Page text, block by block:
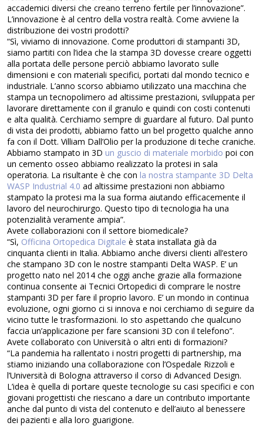
accademici diversi che creano terreno fertile per l’innovazione”.
L’innovazione è al centro della vostra realtà. Come avviene la
distribuzione dei vostri prodotti?
“Sì, viviamo di innovazione. Come produttori di stampanti 3D,
siamo partiti con l’idea che la stampa 3D dovesse creare oggetti
alla portata delle persone perciò abbiamo lavorato sulle
dimensioni e con materiali specifici, portati dal mondo tecnico e
industriale. L’anno scorso abbiamo utilizzato una macchina che
stampa un tecnopolimero ad altissime prestazioni, sviluppata per
lavorare direttamente con il granulo e quindi con costi contenuti
e alta qualità. Cerchiamo sempre di guardare al futuro. Dal punto
di vista dei prodotti, abbiamo fatto un bel progetto qualche anno
fa con il Dott. Villiam Dall’Olio per la produzione di teche craniche.
Abbiamo stampato in 3D un guscio di materiale morbido poi con
un cemento osseo abbiamo realizzato la protesi in sala
operatoria. La risultante è che con la nostra stampante 3D Delta
WASP Industrial 4.0 ad altissime prestazioni non abbiamo
stampato la protesi ma la sua forma aiutando efficacemente il
lavoro del neurochirurgo. Questo tipo di tecnologia ha una
potenzialità veramente ampia”.
Avete collaborazioni con il settore biomedicale?
“Sì, Officina Ortopedica Digitale è stata installata già da
cinquanta clienti in Italia. Abbiamo anche diversi clienti all’estero
che stampano 3D con le nostre stampanti Delta WASP. E’ un
progetto nato nel 2014 che oggi anche grazie alla formazione
continua consente ai Tecnici Ortopedici di comprare le nostre
stampanti 3D per fare il proprio lavoro. E’ un mondo in continua
evoluzione, ogni giorno ci si innova e noi cerchiamo di seguire da
vicino tutte le trasformazioni. Io sto aspettando che qualcuno
faccia un’applicazione per fare scansioni 3D con il telefono”.
Avete collaborato con Università o altri enti di formazioni?
“La pandemia ha rallentato i nostri progetti di partnership, ma
stiamo iniziando una collaborazione con l’Ospedale Rizzoli e
l’Università di Bologna attraverso il corso di Advanced Design.
L’idea è quella di portare queste tecnologie su casi specifici e con
giovani progettisti che riescano a dare un contributo importante
anche dal punto di vista del contenuto e dell’aiuto al benessere
dei pazienti e alla loro guarigione.